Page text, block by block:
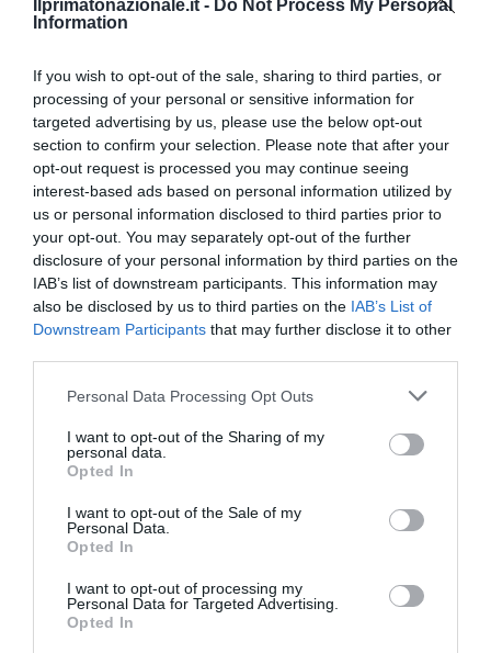
Ilprimatonazionale.it - Do Not Process My Personal
Information
If you wish to opt-out of the sale, sharing to third parties, or
processing of your personal or sensitive information for
targeted advertising by us, please use the below opt-out
section to confirm your selection. Please note that after your
opt-out request is processed you may continue seeing
interest-based ads based on personal information utilized by
us or personal information disclosed to third parties prior to
your opt-out. You may separately opt-out of the further
disclosure of your personal information by third parties on the
IAB’s list of downstream participants. This information may
also be disclosed by us to third parties on the IAB’s List of
Downstream Participants that may further disclose it to other
Please note that this website/app uses one or more Google
not limited to your visit or usage behaviour. You may click to
grant or deny consent to Google and its third-party tags to
use your data for below specified purposes in below Google
consent section.
Personal Data Processing Opt Outs
I want to opt-out of the Sharing of my
personal data.
Opted In
I want to opt-out of the Sale of my
Personal Data.
Opted In
I want to opt-out of processing my
Personal Data for Targeted Advertising.
Opted In
di uno Stato senza politica...
7 Agosto 2026
Addio a Francesco Guccini: stronzo, poeta e buffone di
7 Agosto 2026